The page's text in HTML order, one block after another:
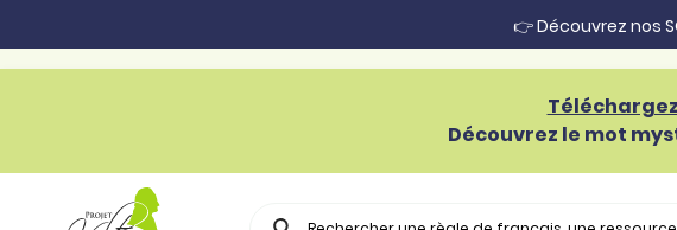
👉 Découvrez nos
Découvrez le mot
Rechercher